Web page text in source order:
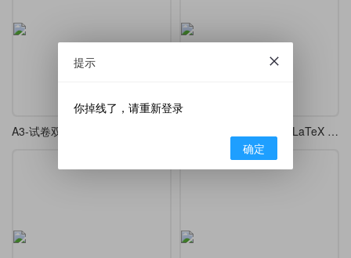
A3-试卷双栏版 一个非常学术简洁风的 LaTeX 双栏论文模版
提示
你掉线了，请重新登录
确定